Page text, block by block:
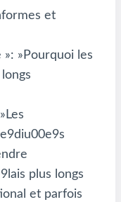
et
»: »Pourquoi les
plus longs
et parfois